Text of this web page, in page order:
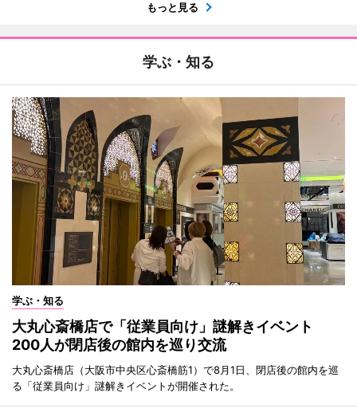
もっと見る
学ぶ・知る
学ぶ・知る
大丸心斎橋店で「従業員向け」謎解きイベント
200人が閉店後の館内を巡り交流
大丸心斎橋店（大阪市中央区心斎橋筋1）で8月1日、閉店後の館内を巡
る「従業員向け」謎解きイベントが開催された。